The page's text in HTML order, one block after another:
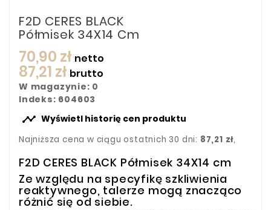
F2D CERES BLACK
Półmisek 34X14 Cm
70,90 zł netto
87,21 zł brutto
W magazynie: 0
Indeks: 604603
 Wyświetl historię cen produktu
Najniższa cena w ciągu ostatnich 30 dni: 87,21 zł,
F2D CERES BLACK Półmisek 34X14 cm
Ze względu na specyfikę szkliwienia
reaktywnego, talerze mogą znacząco
różnić się od siebie.